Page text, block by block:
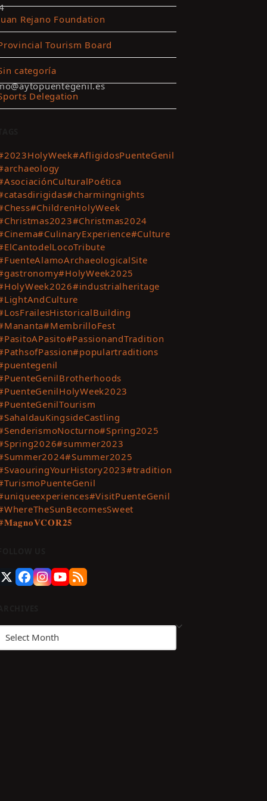
Rejano Foundation
Tourism Board
categoría
Delegation
#AfligidosPuenteGenil
#charmingnights
#ChildrenHolyWeek
#Christmas2024
#CulinaryExperience#Culture
#HolyWeek2025
#industrialheritage
#MembrilloFest
#PassionandTradition
#populartraditions
#Spring2025
#summer2023
#Summer2025
#tradition
#VisitPuenteGenil
Twitter
Facebook
Instagram
YouTube
RSS
Archives
en